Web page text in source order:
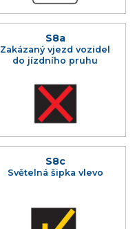
S8a
Zakázaný vjezd vozidel
do jízdního pruhu
S8c
Světelná šipka vlevo